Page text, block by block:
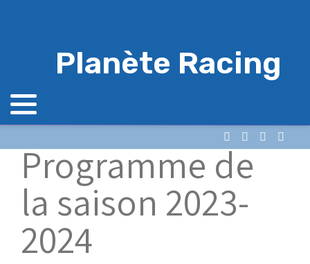
Planète Racing
Programme de
la saison 2023-
2024